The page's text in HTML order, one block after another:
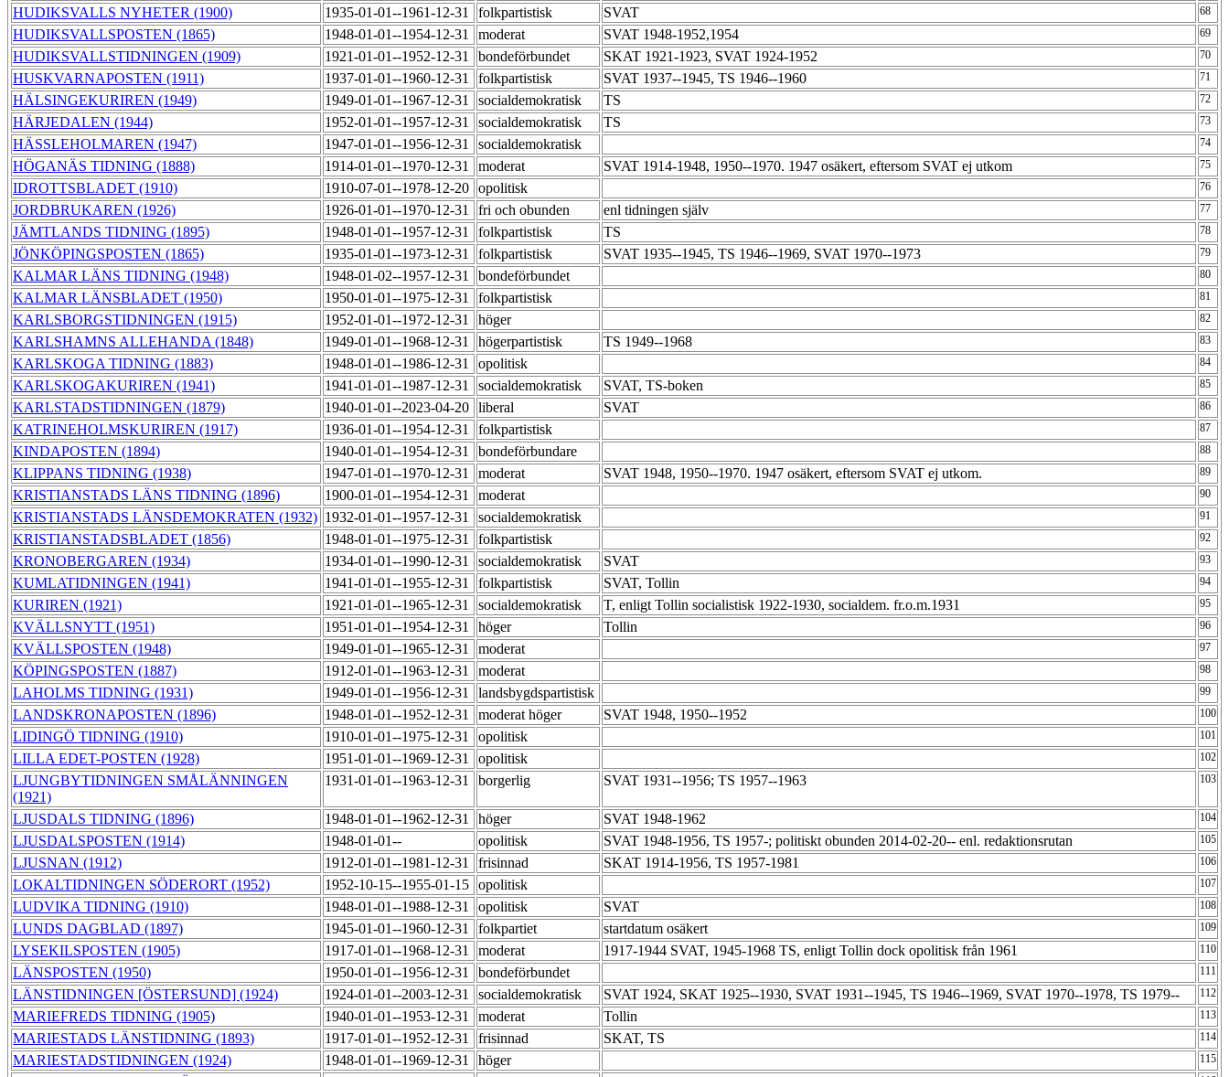
HUDIKSVALLS NYHETER (1900) 1935-01-01--1961-12-31 folkpartistisk SVAT 68
HUDIKSVALLSPOSTEN (1865) 1948-01-01--1954-12-31 moderat SVAT 1948-1952,1954 69
HUDIKSVALLSTIDNINGEN (1909) 1921-01-01--1952-12-31 bondeförbundet SKAT 1921-1923, SVAT 1924-1952 70
HUSKVARNAPOSTEN (1911) 1937-01-01--1960-12-31 folkpartistisk SVAT 1937--1945, TS 1946--1960 71
HÄLSINGEKURIREN (1949) 1949-01-01--1967-12-31 socialdemokratisk TS 72
HÄRJEDALEN (1944) 1952-01-01--1957-12-31 socialdemokratisk TS 73
HÄSSLEHOLMAREN (1947) 1947-01-01--1956-12-31 socialdemokratisk 74
HÖGANÄS TIDNING (1888) 1914-01-01--1970-12-31 moderat SVAT 1914-1948, 1950--1970. 1947 osäkert, eftersom SVAT ej utkom 75
IDROTTSBLADET (1910) 1910-07-01--1978-12-20 opolitisk 76
JORDBRUKAREN (1926) 1926-01-01--1970-12-31 fri och obunden enl tidningen själv 77
JÄMTLANDS TIDNING (1895) 1948-01-01--1957-12-31 folkpartistisk TS 78
JÖNKÖPINGSPOSTEN (1865) 1935-01-01--1973-12-31 folkpartistisk SVAT 1935--1945, TS 1946--1969, SVAT 1970--1973 79
KALMAR LÄNS TIDNING (1948) 1948-01-02--1957-12-31 bondeförbundet 80
KALMAR LÄNSBLADET (1950) 1950-01-01--1975-12-31 folkpartistisk 81
KARLSBORGSTIDNINGEN (1915) 1952-01-01--1972-12-31 höger 82
KARLSHAMNS ALLEHANDA (1848) 1949-01-01--1968-12-31 högerpartistisk TS 1949--1968 83
KARLSKOGA TIDNING (1883) 1948-01-01--1986-12-31 opolitisk 84
KARLSKOGAKURIREN (1941) 1941-01-01--1987-12-31 socialdemokratisk SVAT, TS-boken 85
KARLSTADSTIDNINGEN (1879) 1940-01-01--2023-04-20 liberal SVAT 86
KATRINEHOLMSKURIREN (1917) 1936-01-01--1954-12-31 folkpartistisk 87
KINDAPOSTEN (1894) 1940-01-01--1954-12-31 bondeförbundare 88
KLIPPANS TIDNING (1938) 1947-01-01--1970-12-31 moderat SVAT 1948, 1950--1970. 1947 osäkert, eftersom SVAT ej utkom. 89
KRISTIANSTADS LÄNS TIDNING (1896) 1900-01-01--1954-12-31 moderat 90
KRISTIANSTADS LÄNSDEMOKRATEN (1932) 1932-01-01--1957-12-31 socialdemokratisk 91
KRISTIANSTADSBLADET (1856) 1948-01-01--1975-12-31 folkpartistisk 92
KRONOBERGAREN (1934) 1934-01-01--1990-12-31 socialdemokratisk SVAT 93
KUMLATIDNINGEN (1941) 1941-01-01--1955-12-31 folkpartistisk SVAT, Tollin 94
KURIREN (1921) 1921-01-01--1965-12-31 socialdemokratisk T, enligt Tollin socialistisk 1922-1930, socialdem. fr.o.m.1931 95
KVÄLLSNYTT (1951) 1951-01-01--1954-12-31 höger Tollin 96
KVÄLLSPOSTEN (1948) 1949-01-01--1965-12-31 moderat 97
KÖPINGSPOSTEN (1887) 1912-01-01--1963-12-31 moderat 98
LAHOLMS TIDNING (1931) 1949-01-01--1956-12-31 landsbygdspartistisk 99
LANDSKRONAPOSTEN (1896) 1948-01-01--1952-12-31 moderat höger SVAT 1948, 1950--1952 100
LIDINGÖ TIDNING (1910) 1910-01-01--1975-12-31 opolitisk 101
LILLA EDET-POSTEN (1928) 1951-01-01--1969-12-31 opolitisk 102
LJUNGBYTIDNINGEN SMÅLÄNNINGEN
(1921)
1931-01-01--1963-12-31 borgerlig SVAT 1931--1956; TS 1957--1963 103
LJUSDALS TIDNING (1896) 1948-01-01--1962-12-31 höger SVAT 1948-1962 104
LJUSDALSPOSTEN (1914) 1948-01-01-- opolitisk SVAT 1948-1956, TS 1957-; politiskt obunden 2014-02-20-- enl. redaktionsrutan 105
LJUSNAN (1912) 1912-01-01--1981-12-31 frisinnad SKAT 1914-1956, TS 1957-1981 106
LOKALTIDNINGEN SÖDERORT (1952) 1952-10-15--1955-01-15 opolitisk 107
LUDVIKA TIDNING (1910) 1948-01-01--1988-12-31 opolitisk SVAT 108
LUNDS DAGBLAD (1897) 1945-01-01--1960-12-31 folkpartiet startdatum osäkert 109
LYSEKILSPOSTEN (1905) 1917-01-01--1968-12-31 moderat 1917-1944 SVAT, 1945-1968 TS, enligt Tollin dock opolitisk från 1961 110
LÄNSPOSTEN (1950) 1950-01-01--1956-12-31 bondeförbundet 111
LÄNSTIDNINGEN [ÖSTERSUND] (1924) 1924-01-01--2003-12-31 socialdemokratisk SVAT 1924, SKAT 1925--1930, SVAT 1931--1945, TS 1946--1969, SVAT 1970--1978, TS 1979-- 112
MARIEFREDS TIDNING (1905) 1940-01-01--1953-12-31 moderat Tollin 113
MARIESTADS LÄNSTIDNING (1893) 1917-01-01--1952-12-31 frisinnad SKAT, TS 114
MARIESTADSTIDNINGEN (1924) 1948-01-01--1969-12-31 höger 115